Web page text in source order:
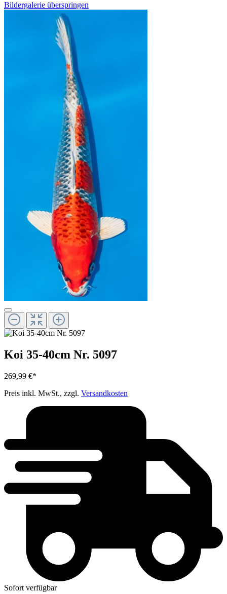
Bildergalerie überspringen
Koi 35-40cm Nr. 5097
269,99 €*
Preis inkl. MwSt., zzgl. Versandkosten
Sofort verfügbar